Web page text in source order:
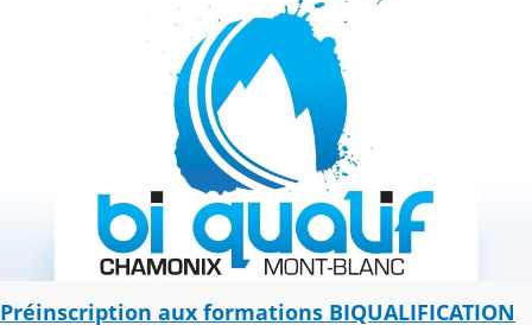
Préinscription aux formations BIQUALIFICATION